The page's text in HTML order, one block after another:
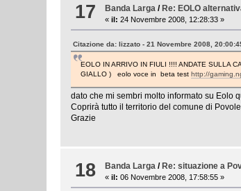
17 Banda Larga /Re: EOLO
«il: 24 Novembre 2008, 12:28:33 »
Citazione da: lizzato - 21 Novembre 2008,
EOLO IN ARRIVO IN FIULI !!!! ANDATE SULLA
GIALLO ) eolo voce in beta testhttp://
dato che mi sembri molto informato su Eolo
Coprirà tutto il territorio del comune di
Grazie
18 Banda Larga / Re: situazione a
«il: 06 Novembre 2008, 17:58:55 »